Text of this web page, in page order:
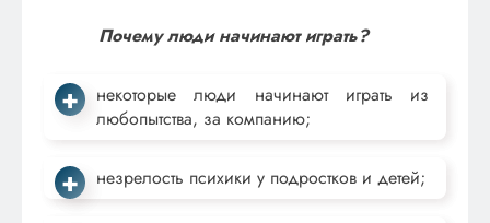
Почему люди начинают играть?
некоторые люди начинают играть из
любопытства, за компанию;
незрелость психики у подростков и детей;